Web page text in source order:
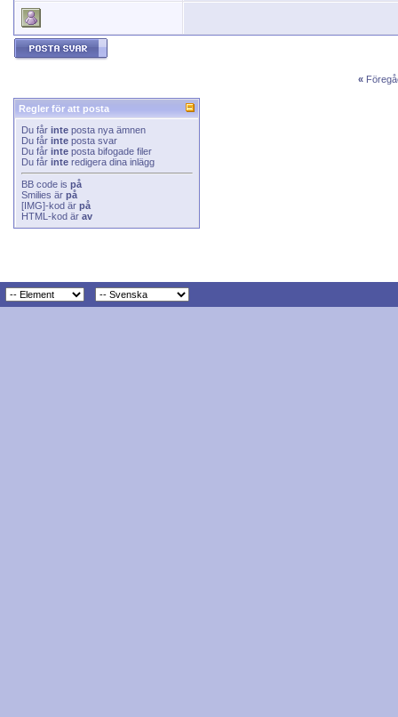
«
Regler för att posta
Du får inte posta nya ämnen
Du får inte posta svar
Du får inte posta bifogade filer
Du får inte redigera dina inlägg
BB code is på
Smilies är på
[IMG]-kod är på
HTML-kod är av